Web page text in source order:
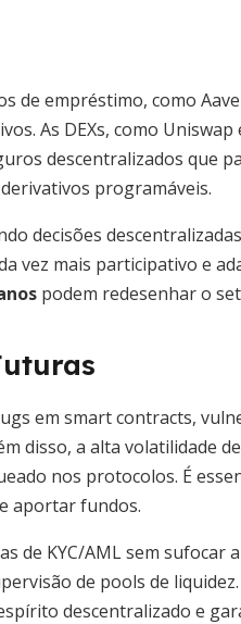
de empréstimo, como
As DEXs, como Uniswap
descentralizados que
programáveis.
decisões
vez mais participativo e
podem redesenhar o
em smart contracts,
disso, a alta volatilidade
nos protocolos. É
aportar fundos.
de KYC/AML sem sufocar
de pools de
descentralizado e